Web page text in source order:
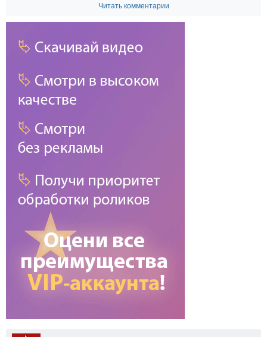
Читать комментарии